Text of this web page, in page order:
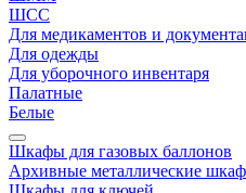
ШСС
Для медикаментов и
Для одежды
Для уборочного инвентаря
Палатные
Белые
Шкафы для газовых баллонов
Архивные металлические